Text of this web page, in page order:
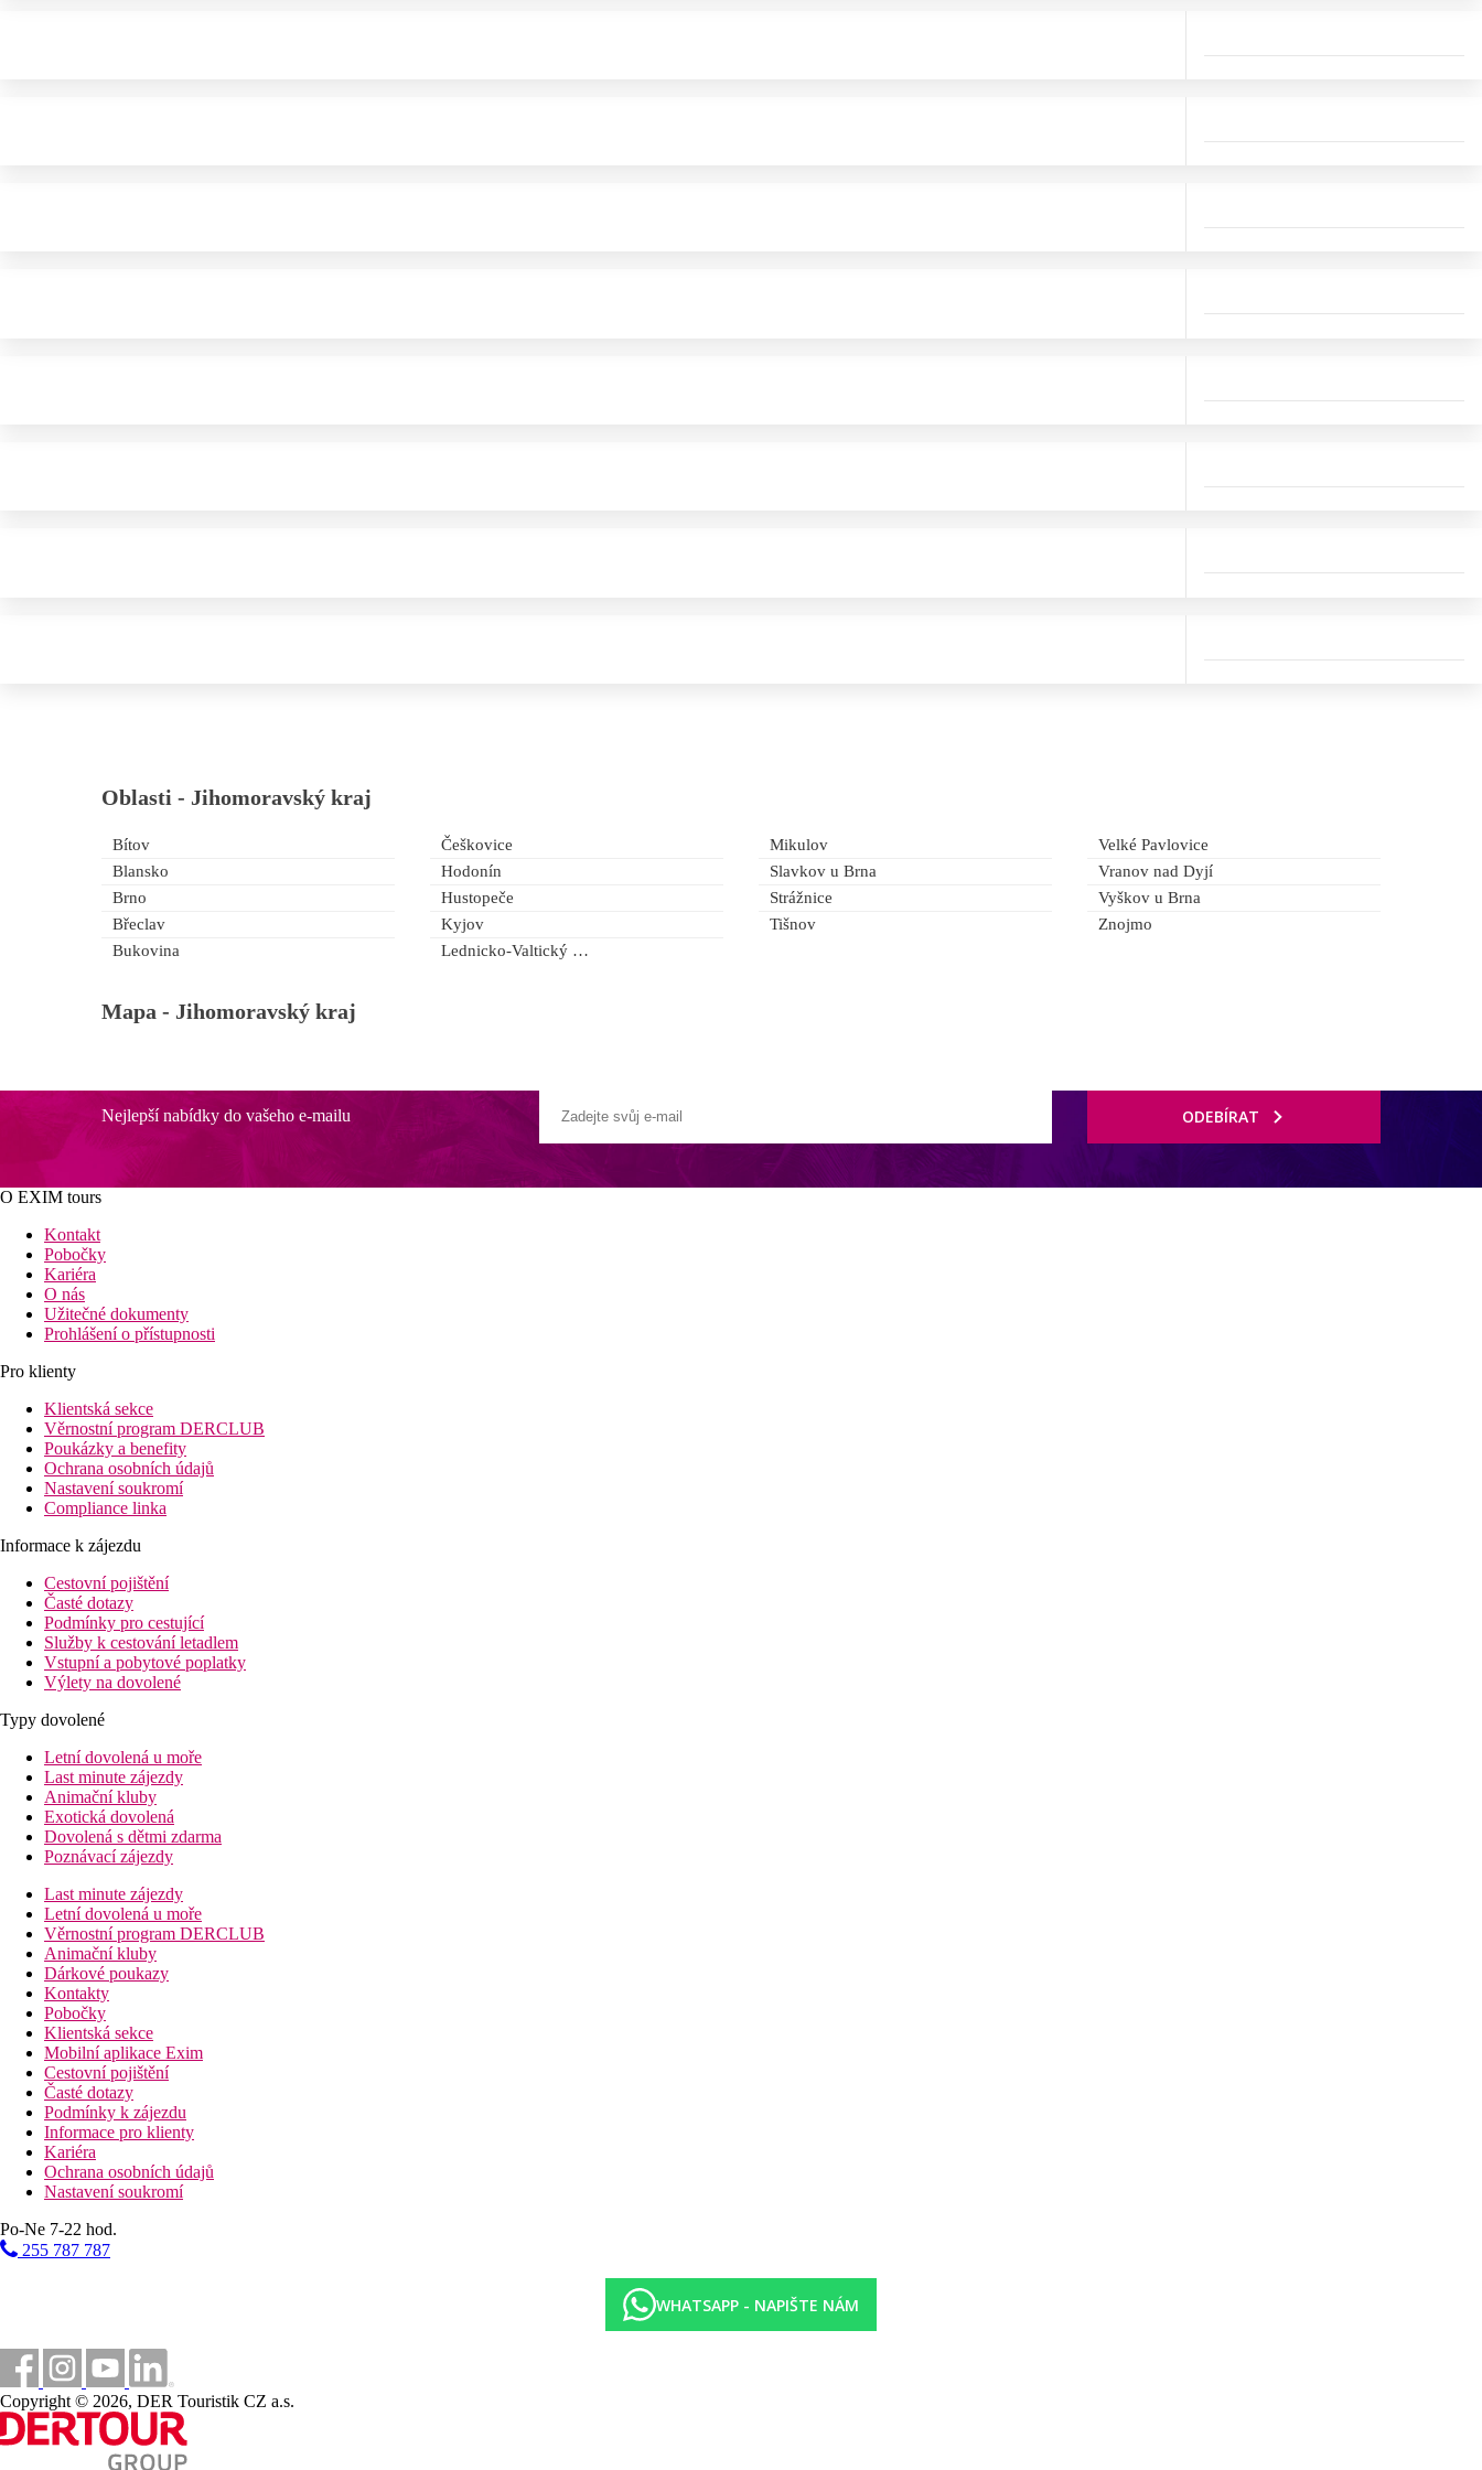
Oblasti - Jihomoravský kraj
Bítov
Blansko
Brno
Břeclav
Bukovina
Češkovice
Hodonín
Hustopeče
Kyjov
Lednicko-Valtický areál
Mikulov
Slavkov u Brna
Strážnice
Tišnov
Velké Pavlovice
Vranov nad Dyjí
Vyškov u Brna
Znojmo
Mapa - Jihomoravský kraj
Nejlepší nabídky do vašeho e-mailu ODEBÍRAT
O EXIM tours
Kontakt
Pobočky
Kariéra
O nás
Užitečné dokumenty
Prohlášení o přístupnosti
Pro klienty
Klientská sekce
Věrnostní program DERCLUB
Poukázky a benefity
Ochrana osobních údajů
Nastavení soukromí
Compliance linka
Informace k zájezdu
Cestovní pojištění
Časté dotazy
Podmínky pro cestující
Služby k cestování letadlem
Vstupní a pobytové poplatky
Výlety na dovolené
Typy dovolené
Letní dovolená u moře
Last minute zájezdy
Animační kluby
Exotická dovolená
Dovolená s dětmi zdarma
Poznávací zájezdy
Last minute zájezdy
Letní dovolená u moře
Věrnostní program DERCLUB
Animační kluby
Dárkové poukazy
Kontakty
Pobočky
Klientská sekce
Mobilní aplikace Exim
Cestovní pojištění
Časté dotazy
Podmínky k zájezdu
Informace pro klienty
Kariéra
Ochrana osobních údajů
Nastavení soukromí
Po-Ne 7-22 hod.
255 787 787
WHATSAPP - NAPIŠTE NÁM
Copyright © 2026, DER Touristik CZ a.s.